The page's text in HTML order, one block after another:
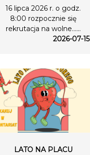
16 lipca 2026 r. o godz.
8:00 rozpocznie się
rekrutacja na wolne…...
2026-07-15
LATO NA PLACU